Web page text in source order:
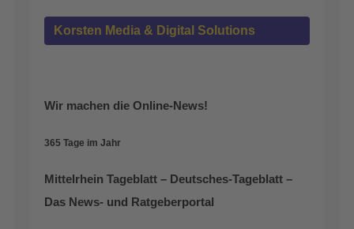
Korsten Media & Digital Solutions
Wir machen die Online-News!
365 Tage im Jahr
Mittelrhein Tageblatt – Deutsches-Tageblatt –
Das News- und Ratgeberportal